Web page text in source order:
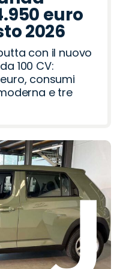
euro
2026
con il nuovo
100 CV:
consumi
e tre